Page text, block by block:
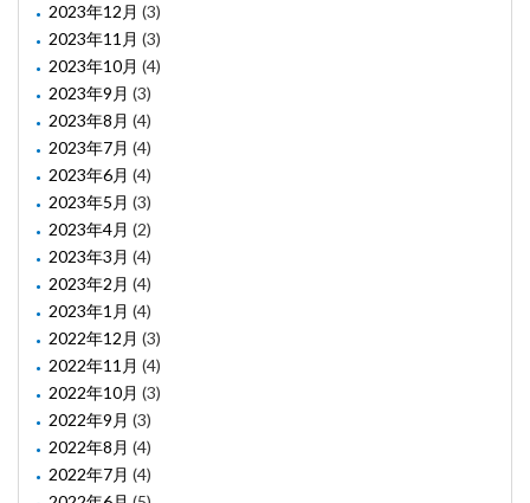
2023年12月 (3)
2023年11月 (3)
2023年10月 (4)
2023年9月 (3)
2023年8月 (4)
2023年7月 (4)
2023年6月 (4)
2023年5月 (3)
2023年4月 (2)
2023年3月 (4)
2023年2月 (4)
2023年1月 (4)
2022年12月 (3)
2022年11月 (4)
2022年10月 (3)
2022年9月 (3)
2022年8月 (4)
2022年7月 (4)